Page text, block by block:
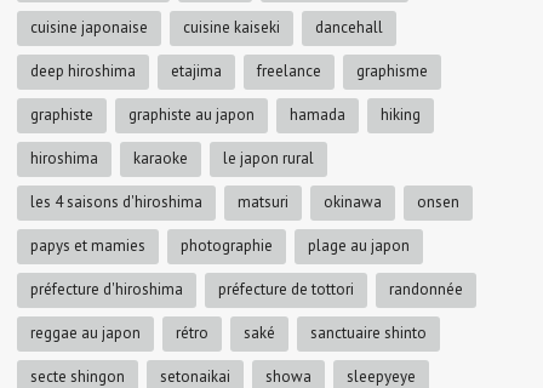
cuisine japonaise cuisine kaiseki dancehall
deep hiroshima etajima freelance graphisme
graphiste graphiste au japon hamada hiking
hiroshima karaoke le japon rural
les 4 saisons d'hiroshima matsuri okinawa onsen
papys et mamies photographie plage au japon
préfecture d'hiroshima préfecture de tottori randonnée
reggae au japon rétro saké sanctuaire shinto
secte shingon setonaikai showa sleepyeye